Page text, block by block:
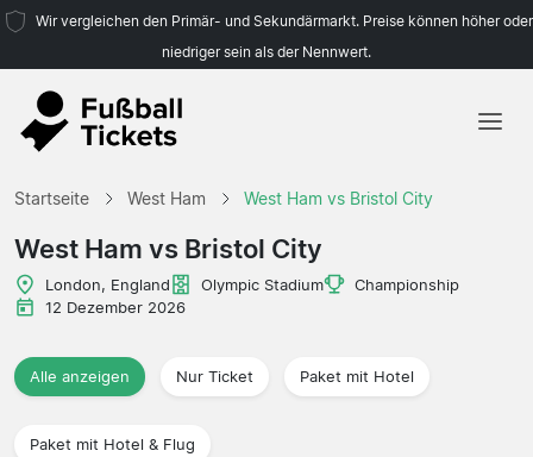
Wir vergleichen den Primär- und Sekundärmarkt. Preise können höher oder
niedriger sein als der Nennwert.
Startseite West Ham West Ham vs Bristol City
West Ham vs Bristol City
London, England Olympic Stadium
Championship
12 Dezember 2026
Alle anzeigen Nur Ticket Paket mit Hotel
Paket mit Hotel & Flug